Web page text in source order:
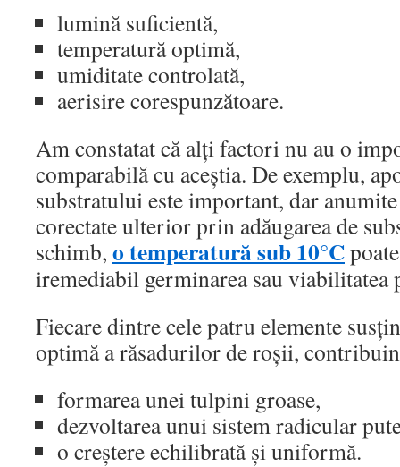
lumină suficientă,
temperatură optimă,
umiditate controlată,
aerisire corespunzătoare.
Am constatat că alți factori nu au o
comparabilă cu aceștia. De exemplu,
substratului este important, dar
corectate ulterior prin adăugarea de
schimb, o temperatură sub 10°C
iremediabil germinarea sau viabilitatea
Fiecare dintre cele patru elemente
optimă a răsadurilor de roșii,
formarea unei tulpini groase,
dezvoltarea unui sistem radicular
o creștere echilibrată și uniformă.